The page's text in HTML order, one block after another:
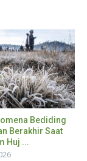
Bediding
Berakhir Saat
Huj ...